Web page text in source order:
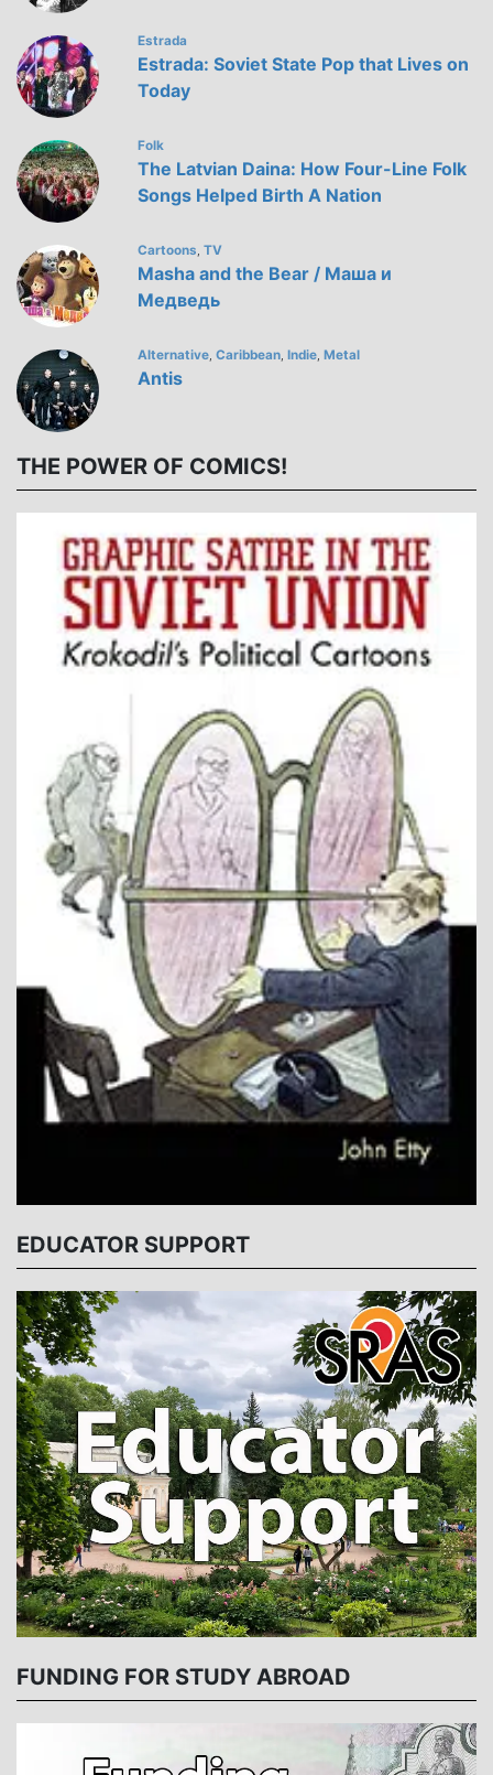
Estrada
Estrada: Soviet State Pop that Lives on
Today
Folk
The Latvian Daina: How Four-Line Folk
Songs Helped Birth A Nation
Cartoons TV
Masha and the Bear / Маша и
Медведь
Alternative, Caribbean, Indie, Metal
Antis
THE POWER OF COMICS!
EDUCATOR SUPPORT
FUNDING FOR STUDY ABROAD